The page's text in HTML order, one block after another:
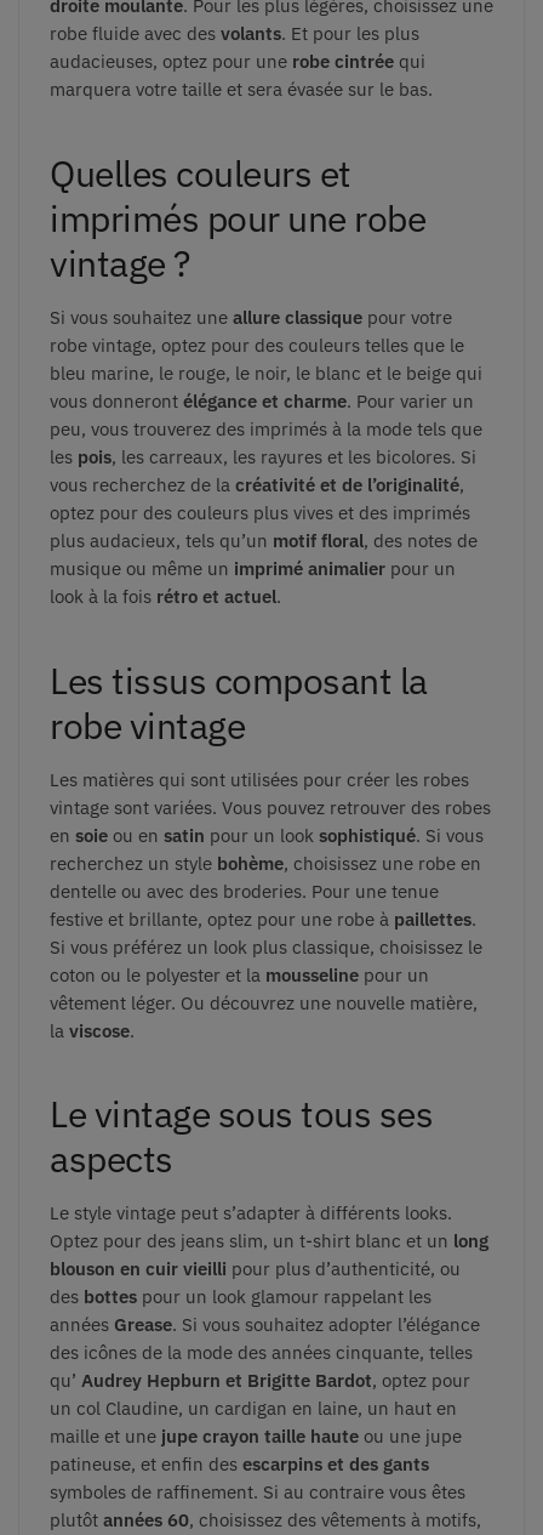
droite moulante. Pour les plus légères, choisissez une
robe fluide avec des volants. Et pour les plus
audacieuses, optez pour une robe cintrée qui
marquera votre taille et sera évasée sur le bas.
Quelles couleurs et
imprimés pour une robe
vintage ?
Si vous souhaitez une allure classique pour votre
robe vintage, optez pour des couleurs telles que le
bleu marine, le rouge, le noir, le blanc et le beige qui
vous donneront élégance et charme. Pour varier un
peu, vous trouverez des imprimés à la mode tels que
les pois, les carreaux, les rayures et les bicolores. Si
vous recherchez de la créativité et de l’originalité,
optez pour des couleurs plus vives et des imprimés
plus audacieux, tels qu’un motif floral, des notes de
musique ou même un imprimé animalier pour un
look à la fois rétro et actuel.
Les tissus composant la
robe vintage
Les matières qui sont utilisées pour créer les robes
vintage sont variées. Vous pouvez retrouver des robes
en soie ou en satin pour un look sophistiqué. Si vous
recherchez un style bohème, choisissez une robe en
dentelle ou avec des broderies. Pour une tenue
festive et brillante, optez pour une robe à paillettes.
Si vous préférez un look plus classique, choisissez le
coton ou le polyester et la mousseline pour un
vêtement léger. Ou découvrez une nouvelle matière,
la viscose.
Le vintage sous tous ses
aspects
Le style vintage peut s’adapter à différents looks.
Optez pour des jeans slim, un t-shirt blanc et un long
blouson en cuir vieilli pour plus d’authenticité, ou
des bottes pour un look glamour rappelant les
années Grease. Si vous souhaitez adopter l’élégance
des icônes de la mode des années cinquante, telles
qu’ Audrey Hepburn et Brigitte Bardot, optez pour
un col Claudine, un cardigan en laine, un haut en
maille et une jupe crayon taille haute ou une jupe
patineuse, et enfin des escarpins et des gants
symboles de raffinement. Si au contraire vous êtes
plutôt années 60, choisissez des vêtements à motifs,